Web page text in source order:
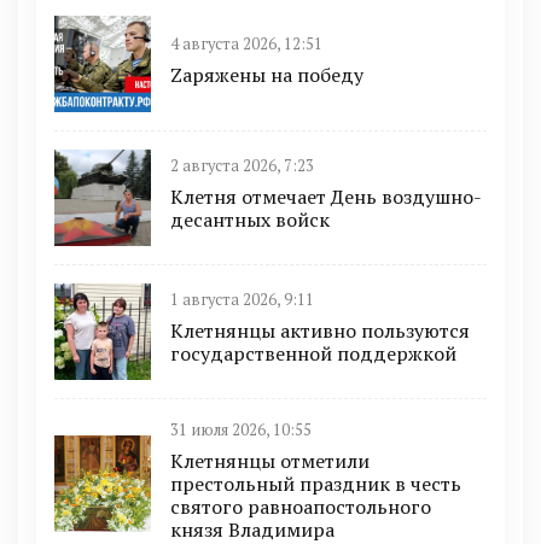
4 августа 2026, 12:51
Zаряжены на победу
2 августа 2026, 7:23
Клетня отмечает День воздушно-
десантных войск
1 августа 2026, 9:11
Клетнянцы активно пользуются
государственной поддержкой
31 июля 2026, 10:55
Клетнянцы отметили
престольный праздник в честь
святого равноапостольного
князя Владимира